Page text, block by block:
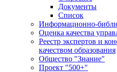
Документы
Список
Информационно-
Оценка качества
Реестр экспертов и
качеством образования
Общество "Знание"
Проект "500+"